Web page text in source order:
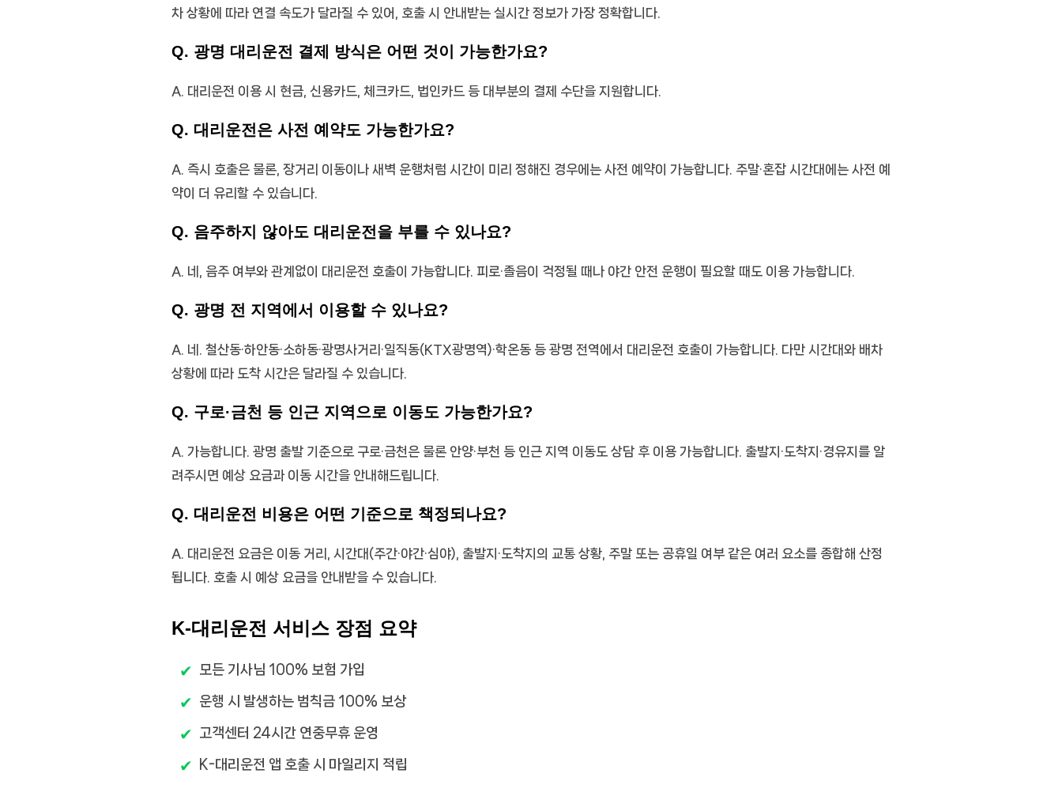
차 상황에 따라 연결 속도가 달라질 수 있어, 호출 시 안내받는 실시간 정보가 가장 정확합니다.
Q. 광명 대리운전 결제 방식은 어떤 것이 가능한가요?
A. 대리운전 이용 시 현금, 신용카드, 체크카드, 법인카드 등 대부분의 결제 수단을 지원합니다.
Q. 대리운전은 사전 예약도 가능한가요?
A. 즉시 호출은 물론, 장거리 이동이나 새벽 운행처럼 시간이 미리 정해진 경우에는 사전 예약이 가능합니다. 주말·혼잡 시간대에는 사전 예
약이 더 유리할 수 있습니다.
Q. 음주하지 않아도 대리운전을 부를 수 있나요?
A. 네, 음주 여부와 관계없이 대리운전 호출이 가능합니다. 피로·졸음이 걱정될 때나 야간 안전 운행이 필요할 때도 이용 가능합니다.
Q. 광명 전 지역에서 이용할 수 있나요?
A. 네. 철산동·하안동·소하동·광명사거리·일직동(KTX광명역)·학온동 등 광명 전역에서 대리운전 호출이 가능합니다. 다만 시간대와 배차
상황에 따라 도착 시간은 달라질 수 있습니다.
Q. 구로·금천 등 인근 지역으로 이동도 가능한가요?
A. 가능합니다. 광명 출발 기준으로 구로·금천은 물론 안양·부천 등 인근 지역 이동도 상담 후 이용 가능합니다. 출발지·도착지·경유지를 알
려주시면 예상 요금과 이동 시간을 안내해드립니다.
Q. 대리운전 비용은 어떤 기준으로 책정되나요?
A. 대리운전 요금은 이동 거리, 시간대(주간·야간·심야), 출발지·도착지의 교통 상황, 주말 또는 공휴일 여부 같은 여러 요소를 종합해 산정
됩니다. 호출 시 예상 요금을 안내받을 수 있습니다.
K-대리운전 서비스 장점 요약
모든 기사님 100% 보험 가입
운행 시 발생하는 범칙금 100% 보상
고객센터 24시간 연중무휴 운영
K-대리운전 앱 호출 시 마일리지 적립